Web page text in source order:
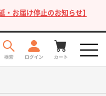
・お届け停止のお知らせ】